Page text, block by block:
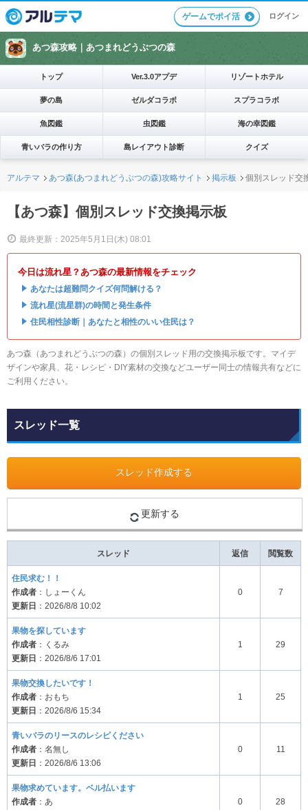
ゲームでポイ活 ログイン
あつ森攻略｜あつまれどうぶつの森
トップ Ver.3.0アプデ リゾートホテル
夢の島 ゼルダコラボ スプラコラボ
魚図鑑 虫図鑑 海の幸図鑑
青いバラの作り方 島レイアウト診断 クイズ
アルテマ あつ森(あつまれどうぶつの森)攻略サイト 掲示板 個別スレッド交
【あつ森】個別スレッド交換掲示板
最終更新：2025年5月1日(木) 08:01
今日は流れ星？あつ森の最新情報をチェック
・ あなたは超難問クイズ何問解ける？
・ 流れ星(流星群)の時間と発生条件
・ 住民相性診断｜あなたと相性のいい住民は？
あつ森（あつまれどうぶつの森）の個別スレッド用の交換掲示板です。マイデ
ザインや家具、花・レシピ・DIY素材の交換などユーザー同士の情報共有などに
ご利用ください。
スレッド一覧
スレッド作成する
更新する
スレッド 返信 閲覧数
住民求む！！
作成者 ：しょーくん
更新日
：2026/8/8 10:02
0 7
果物を探しています
作成者 ：くるみ
更新日
：2026/8/6 17:01
1 29
果物交換したいです！
作成者 ：おもち
更新日
：2026/8/6 15:34
1 25
青いバラのリースのレシピください
作成者 ：名無し
更新日
：2026/8/6 13:06
0 11
果物求めています。ベル払います
作成者 ：あ
0 28